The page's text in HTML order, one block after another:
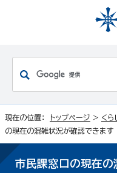
現在の位置： トップページ > くら
の現在の混雑状況が確認できます
市民課窓口の現在